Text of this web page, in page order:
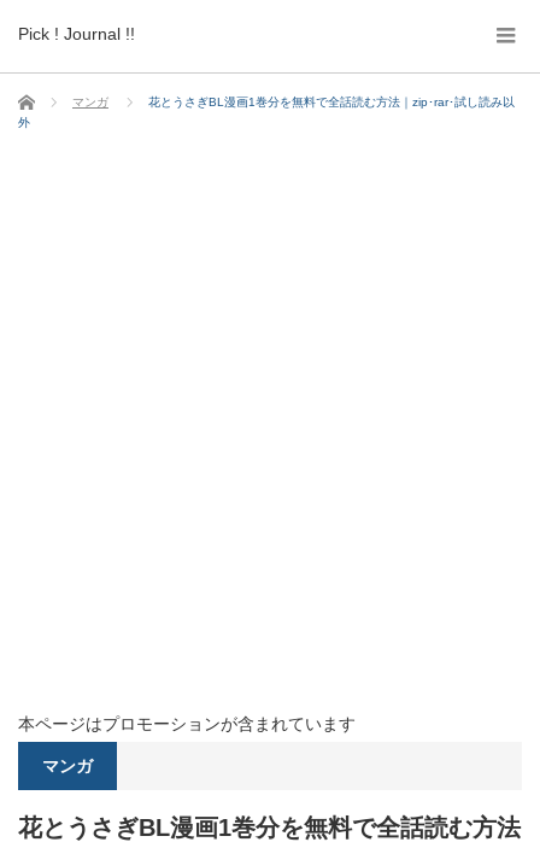
Pick ! Journal !!
ホーム マンガ
花とうさぎBL漫画1巻分を無料で全話読む方法｜zip･rar･試し読み以
外
本ページはプロモーションが含まれています
マンガ
花とうさぎBL漫画1巻分を無料で全話読む方法